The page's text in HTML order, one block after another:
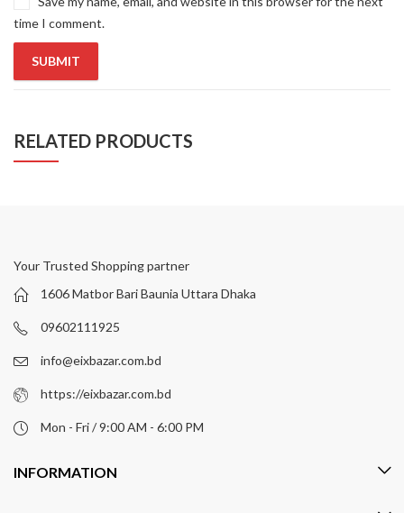
time I comment.
RELATED PRODUCTS
Your Trusted Shopping partner
1606 Matbor Bari Baunia Uttara Dhaka
09602111925
info@eixbazar.com.bd
https://eixbazar.com.bd
Mon - Fri / 9:00 AM - 6:00 PM
INFORMATION